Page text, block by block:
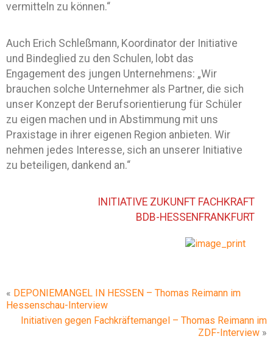
vermitteln zu können.“
Auch Erich Schleßmann, Koordinator der Initiative
und Bindeglied zu den Schulen, lobt das
Engagement des jungen Unternehmens: „Wir
brauchen solche Unternehmer als Partner, die sich
unser Konzept der Berufsorientierung für Schüler
zu eigen machen und in Abstimmung mit uns
Praxistage in ihrer eigenen Region anbieten. Wir
nehmen jedes Interesse, sich an unserer Initiative
zu beteiligen, dankend an.“
INITIATIVE ZUKUNFT FACHKRAFT
BDB-HESSENFRANKFURT
« DEPONIEMANGEL IN HESSEN – Thomas Reimann im
Hessenschau-Interview
Initiativen gegen Fachkräftemangel – Thomas Reimann im
ZDF-Interview »